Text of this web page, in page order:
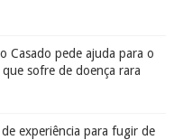
Casado pede ajuda para o
sofre de doença rara
experiência para fugir de